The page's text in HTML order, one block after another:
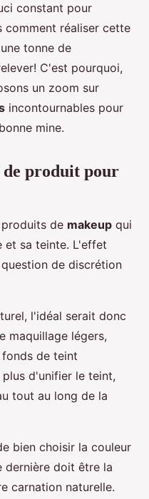
constant pour
comment réaliser cette
tonne de
C'est pourquoi,
un zoom sur
incontournables pour
mine.
de produit pour
de makeup qui
et sa teinte. L'effet
de discrétion
l'idéal serait donc
maquillage légers,
fonds de teint
d'unifier le teint,
tout au long de la
bien choisir la couleur
doit être la
carnation naturelle.